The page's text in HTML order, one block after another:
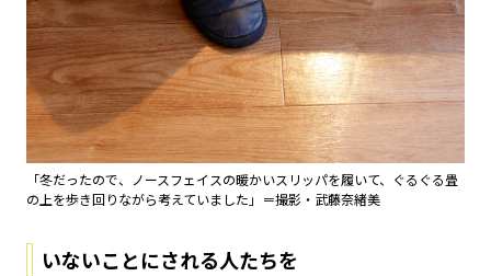
「冬だったので、ノースフェイスの暖かいスリッパを履いて、ぐるぐる畳
の上を歩き回りながら考えていました」＝撮影・武藤奈緒美
いないことにされる人たちを